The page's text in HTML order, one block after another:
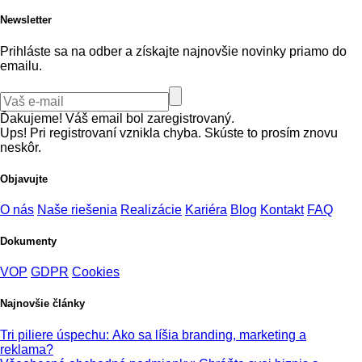
Newsletter
Prihláste sa na odber a získajte najnovšie novinky priamo do
emailu.
Ďakujeme! Váš email bol zaregistrovaný.
Ups! Pri registrovaní vznikla chyba. Skúste to prosím znovu
neskôr.
Objavujte
O nás Naše riešenia Realizácie Kariéra Blog Kontakt FAQ
Dokumenty
VOP GDPR Cookies
Najnovšie články
Tri piliere úspechu: Ako sa líšia branding, marketing a
reklama?